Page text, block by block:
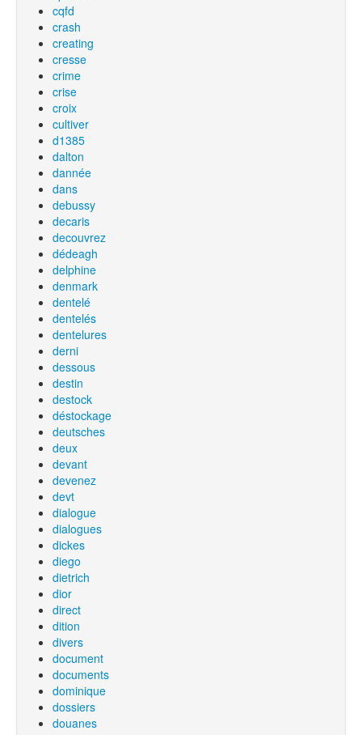
cqfd
crash
creating
cresse
crime
crise
croix
cultiver
d1385
dalton
dannée
dans
debussy
decaris
decouvrez
dédeagh
delphine
denmark
dentelé
dentelés
dentelures
derni
dessous
destin
destock
déstockage
deutsches
deux
devant
devenez
devt
dialogue
dialogues
dickes
diego
dietrich
dior
direct
dition
divers
document
documents
dominique
dossiers
douanes